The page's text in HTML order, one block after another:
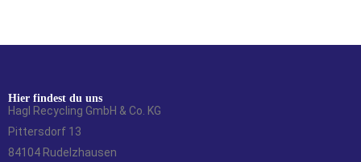
Hier findest du uns
Hagl Recycling GmbH & Co. KG
Pittersdorf 13
84104 Rudelzhausen